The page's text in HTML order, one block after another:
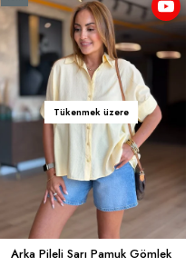
Tükenmek üzere
Arka Pileli Sarı Pamuk Gömlek
Ürün